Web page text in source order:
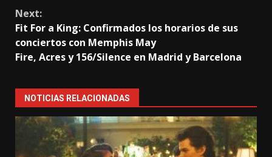
Next:
Fit For a King: Confirmados los horarios de sus
conciertos con Memphis May
Fire, Acres y 156/Silence en Madrid y Barcelona
NOTICIAS RELACIONADAS